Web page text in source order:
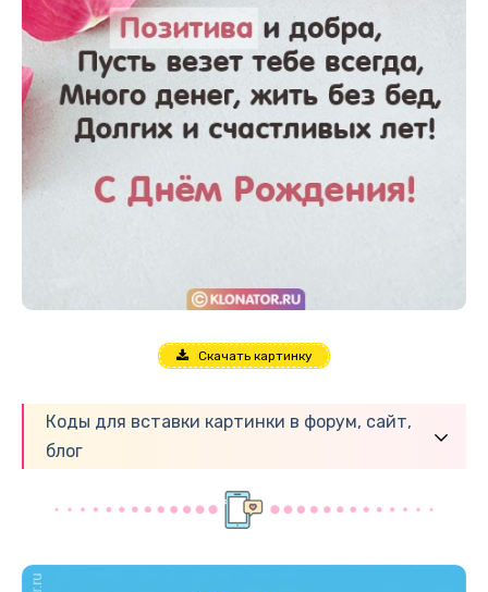
Скачать картинку
Коды для вставки картинки в форум, сайт,
блог